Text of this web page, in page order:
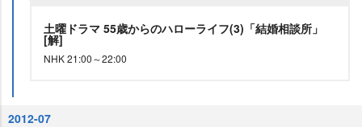
土曜ドラマ 55歳からのハローライフ(3)「結婚相談所」
[解]
NHK 21:00～22:00
2012-07